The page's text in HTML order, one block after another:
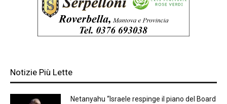
Notizie Più Lette
Netanyahu “Israele respinge il piano del Board